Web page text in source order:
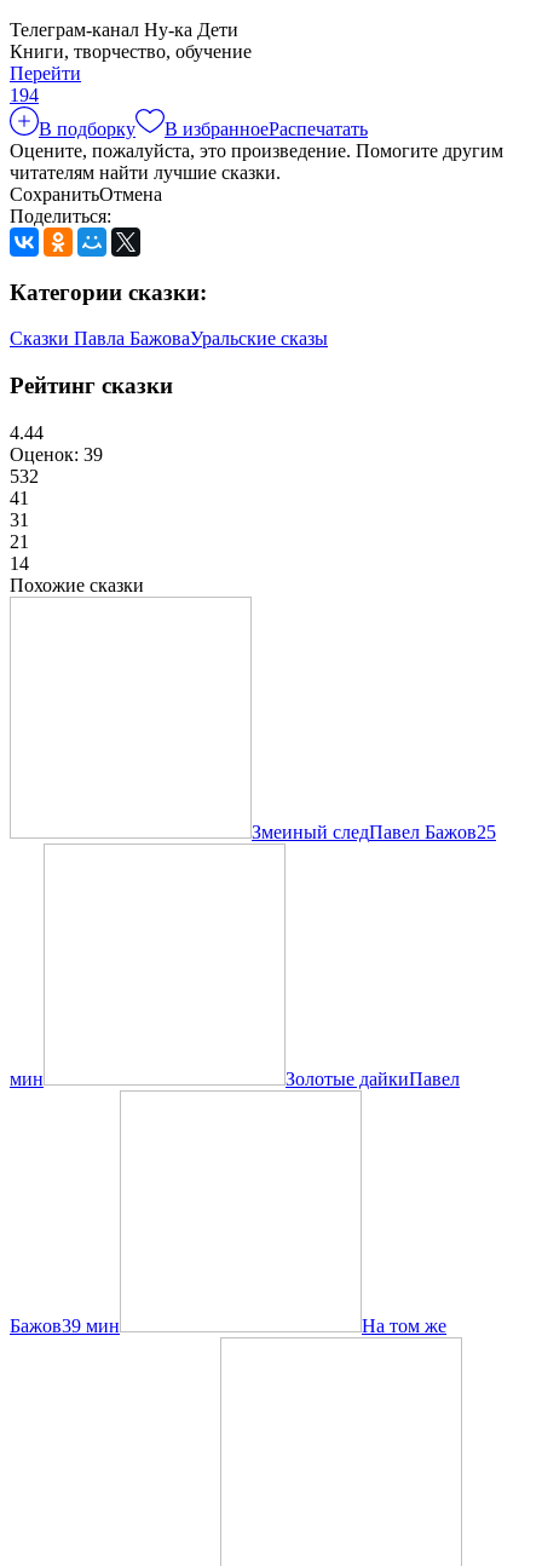
Телеграм-канал Ну-ка Дети
Книги, творчество, обучение
Перейти
194
В подборку
В избранноеРаспечатать
Оцените, пожалуйста, это произведение. Помогите другим
читателям найти лучшие сказки.
СохранитьОтмена
Поделиться:
Категории сказки:
Сказки Павла БажоваУральские сказы
Рейтинг сказки
4.44
Оценок: 39
532
41
31
21
14
Похожие сказки
Змеиный следПавел Бажов25
мин Золотые дайкиПавел
Бажов39 мин На том же